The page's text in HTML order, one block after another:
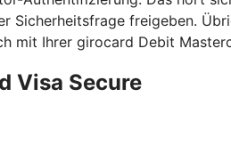
Sicherheitsfrage freigeben.
mit Ihrer girocard Debit
Visa Secure